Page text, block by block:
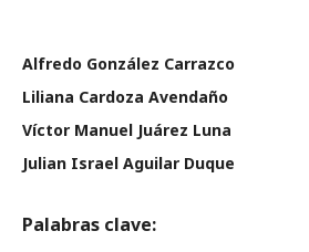
Alfredo González Carrazco
Liliana Cardoza Avendaño
Víctor Manuel Juárez Luna
Julian Israel Aguilar Duque
Palabras clave: